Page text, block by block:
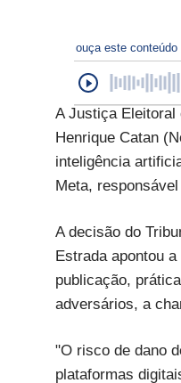
ouça este conteúdo
A Justiça Eleitoral
Henrique Catan
inteligência
Meta,
A decisão do
Estrada apontou
publicação,
adversários, a
"O risco de dano
plataformas